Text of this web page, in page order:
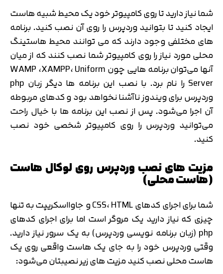
شما نیاز دارید تا روی کامپیوتر خود یک محیط شبیه هاست
ایجاد کنید تا بتوانید وردپرس را روی آن نصب کنید. برنامه
های مختلفی وجود دارند که می توانند محیط هاستینگ
محلی مورد نیاز را روی کامپیوتر شما نصب کنند که از میان
آنها می‌توان برنامه هایی چون WAMP ،XAMPP، Uniform
Server را نام برد. با نصب این برنامه ها دیگر زبان php
وردپرس برای ویندوز ناآشنا نخواهد بود و کدهای مربوطه
آن اجرا می‌شود. پس از نصب این برنامه ها با خیال راحت
می‌توانید وردپرس را روی کامپیوتر شخصی خود نصب
کنید.
مزیت های نصب وردپرس روی لوکال هاست
(هاست محلی)
شما برای اجرای کدهای CSS، HTML و جاوااسکریپت به تنها
چیزی که نیاز دارید یک مروگر است اما برای اجرای کدهای
php (زبان برنامه نویسی وردپرس) به یک سرور نیاز دارید.
وقتی وردپرس خود را به جای یک هاست واقعی روی یک
هاست محلی نصب کنید مزیت های زیر نصیبتان می‌شود: